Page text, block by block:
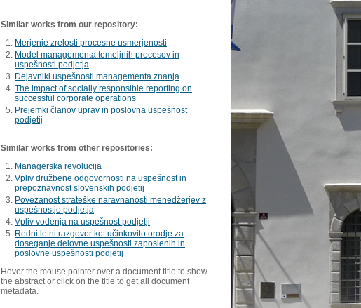
Similar works from our repository:
Merjenje zrelosti procesne usmerjenosti
Model managementa temeljnih procesov in
uspešnosti podjetja
Dejavniki uspešnosti managementa znanja
The impact of socially responsible reporting on
successful corporate operations
Prejemki članov uprav in poslovna uspešnost
podjetij
Similar works from other repositories:
Managerska revolucija
Vpliv družbene odgovornosti na uspešnost in
prepoznavnost slovenskih podjetij
Povezanost strateške naravnanosti menedžerjev z
uspešnostjo podjetja
Vpliv vodenja na uspešnost podjetji
Redni letni razgovor kot učinkovito orodje za
doseganje delovne uspešnosti zaposlenih in
poslovne uspešnosti podjetij
Hover the mouse pointer over a document title to show
the abstract or click on the title to get all document
metadata.